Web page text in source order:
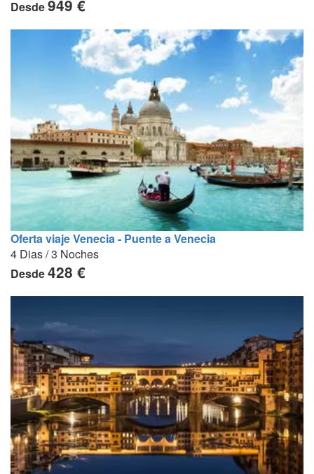
Desde949 €
Oferta viaje Venecia - Puente a Venecia
4 Dias / 3 Noches
Desde428 €